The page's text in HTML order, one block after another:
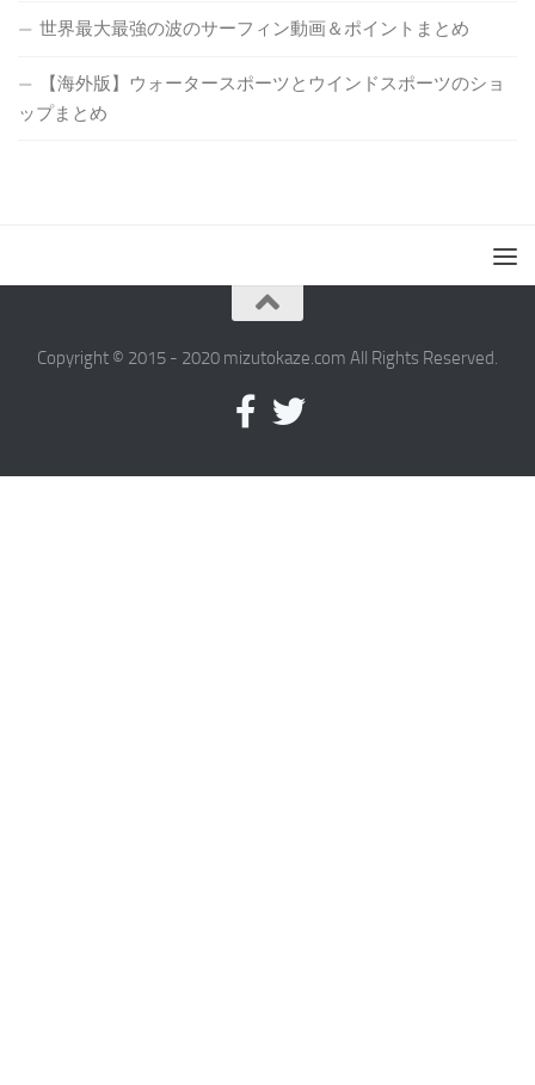
世界最大最強の波のサーフィン動画＆ポイントまとめ
【海外版】ウォータースポーツとウインドスポーツのショ
ップまとめ
Copyright © 2015 - 2020 mizutokaze.com All Rights Reserved.